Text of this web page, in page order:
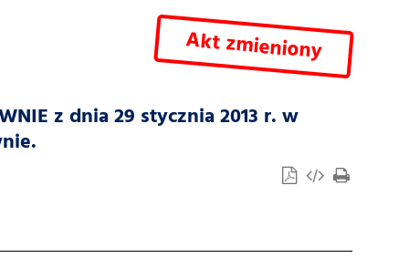
Akt zmieniony
z dnia 29 stycznia 2013 r. w